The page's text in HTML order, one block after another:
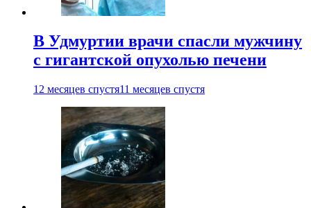
В Удмуртии врачи спасли мужчину
с гигантской опухолью печени
12 месяцев спустя11 месяцев спустя